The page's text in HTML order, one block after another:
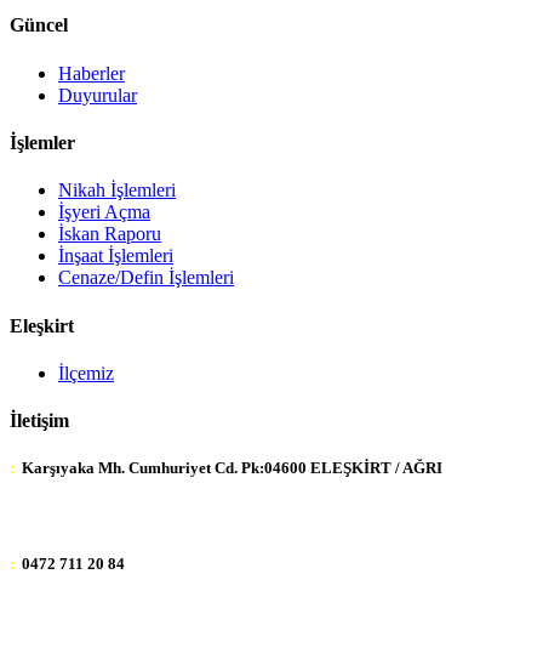
Güncel
Haberler
Duyurular
İşlemler
Nikah İşlemleri
İşyeri Açma
İskan Raporu
İnşaat İşlemleri
Cenaze/Defin İşlemleri
Eleşkirt
İlçemiz
İletişim
: Karşıyaka Mh. Cumhuriyet Cd. Pk:04600 ELEŞKİRT / AĞRI
: 0472 711 20 84